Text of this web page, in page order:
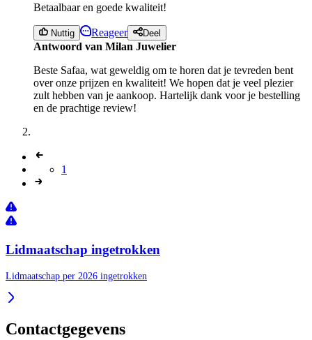
Betaalbaar en goede kwaliteit!
Nuttig Reageer Deel
Antwoord van Milan Juwelier
Beste Safaa, wat geweldig om te horen dat je tevreden bent
over onze prijzen en kwaliteit! We hopen dat je veel plezier
zult hebben van je aankoop. Hartelijk dank voor je bestelling
en de prachtige review!
1
Lidmaatschap ingetrokken
Lidmaatschap per 2026 ingetrokken
Contactgegevens